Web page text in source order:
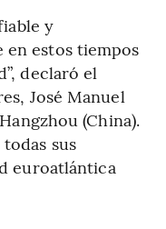
y
estos tiempos
declaró el
José Manuel
(China).
sus
euroatlántica